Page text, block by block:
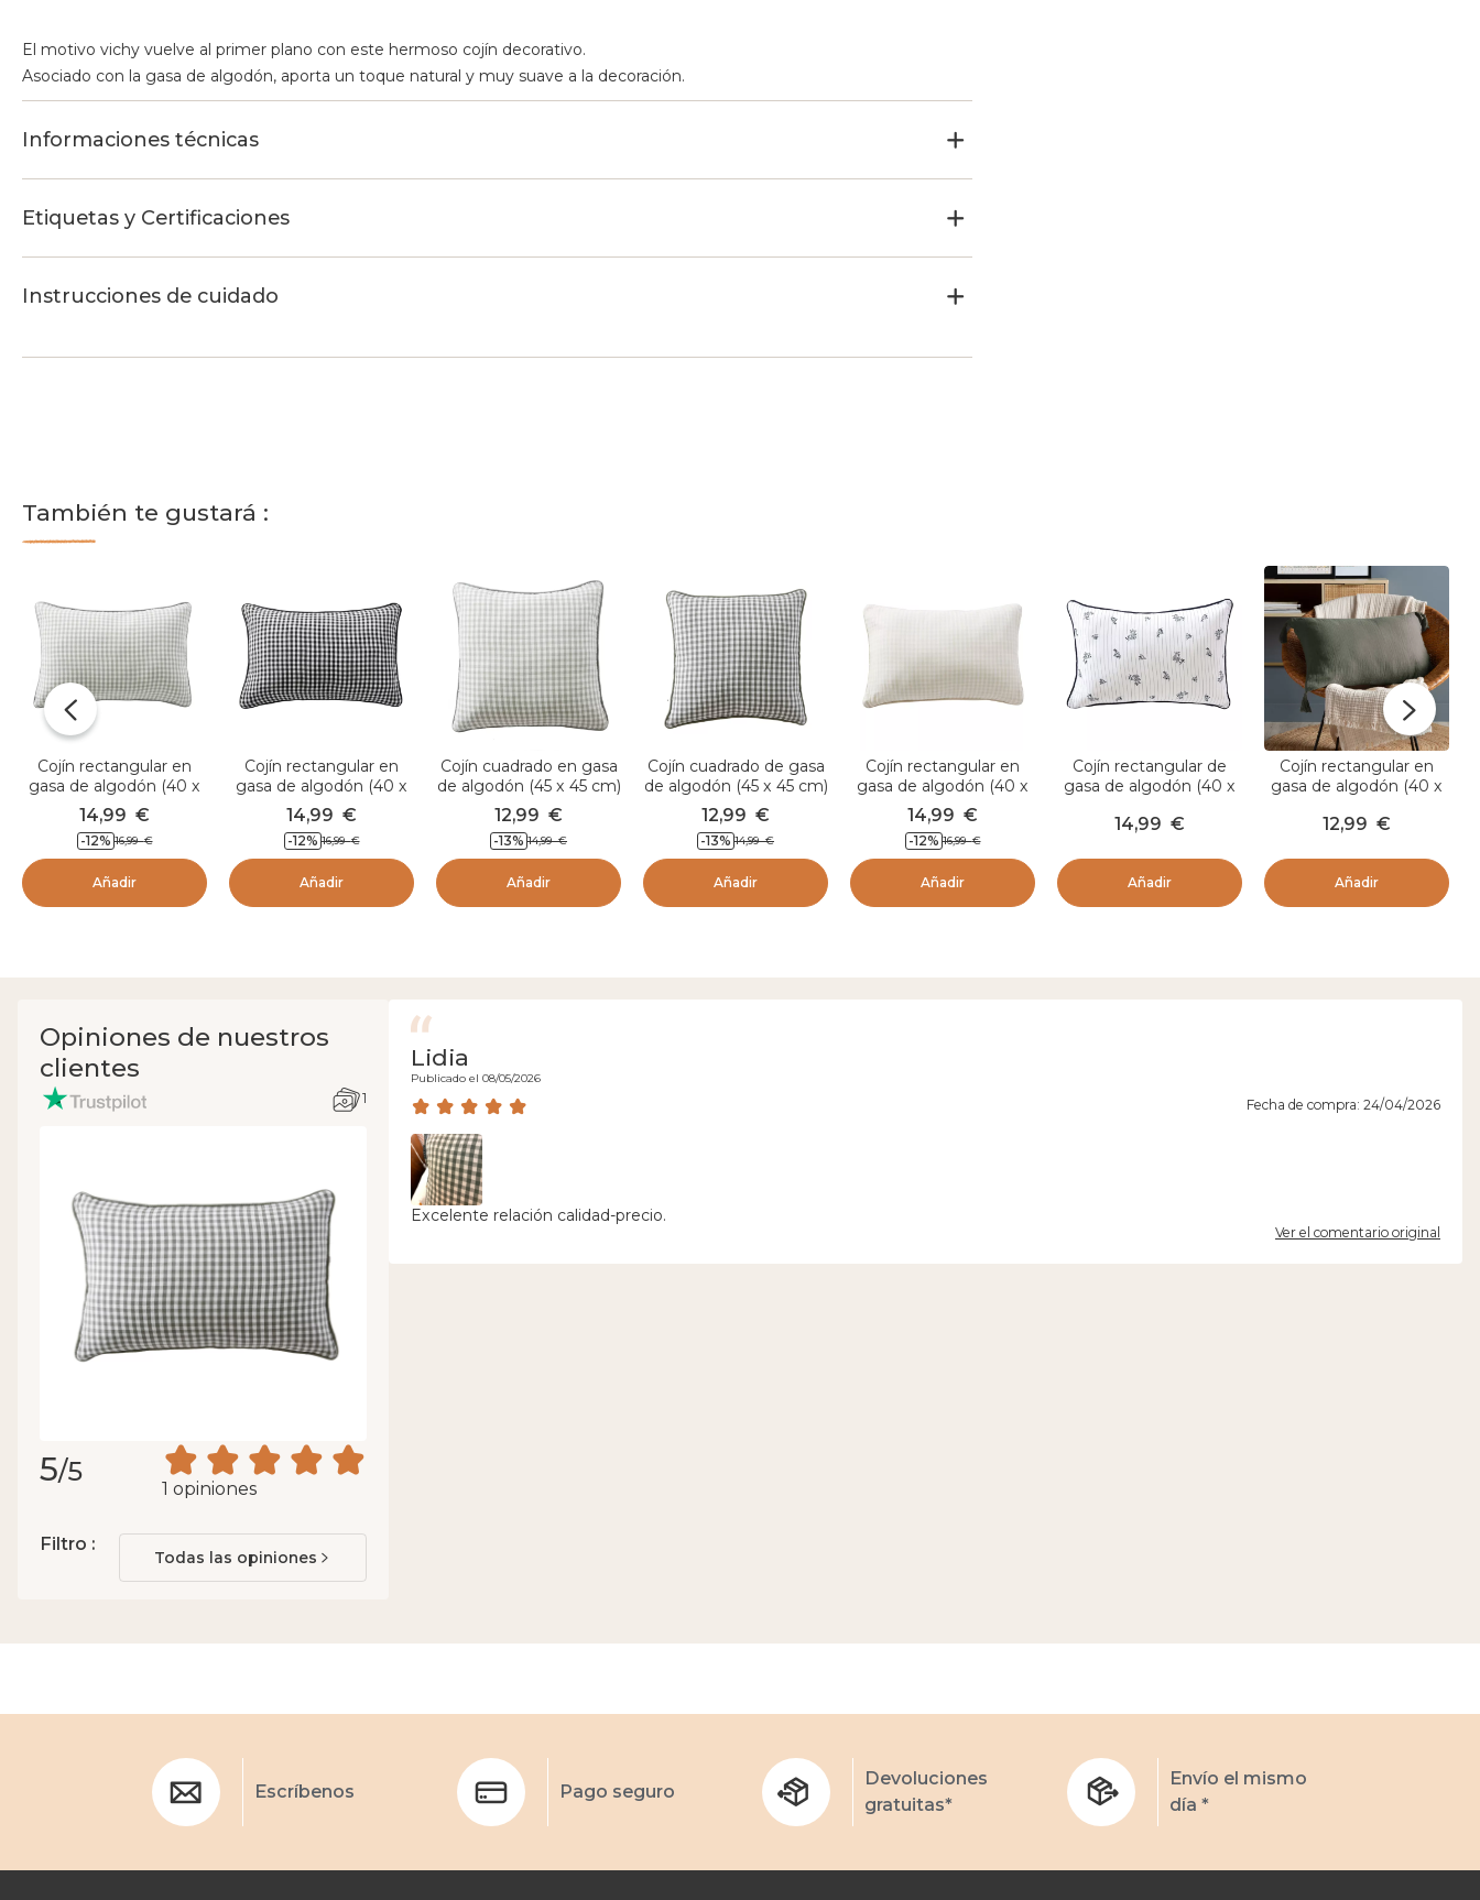
El motivo vichy vuelve al primer plano con este hermoso cojín decorativo.
Asociado con la gasa de algodón, aporta un toque natural y muy suave a la decoración.
Informaciones técnicas
Etiquetas y Certificaciones
Instrucciones de cuidado
También te gustará :
Cojín rectangular en
gasa de algodón (40 x
60 cm) Gaïa vichy Verde
eucalipto
14,99 €
-12% 16,99 €
Añadir
Cojín rectangular en
gasa de algodón (40 x
60 cm) Gaïa vichy
Negro
14,99 €
-12% 16,99 €
Añadir
Cojín cuadrado en gasa
de algodón (45 x 45 cm)
Gaïa vichy Verde
eucalipto
12,99 €
-13% 14,99 €
Añadir
Cojín cuadrado de gasa
de algodón (45 x 45 cm)
Gaïa vichy Verde
romarin
12,99 €
-13% 14,99 €
Añadir
Cojín rectangular en
gasa de algodón (40 x
60 cm) Gaïa vichy
Beige
14,99 €
-12% 16,99 €
Añadir
Cojín rectangular de
gasa de algodón (40 x
14,99 €
Añadir
Cojín rectangular en
gasa de algodón (40 x
romero
12,99 €
Añadir
Opiniones de nuestros
clientes
1
5/5
1 opiniones
Filtro :
Todas las opiniones
Lidia
Publicado el 08/05/2026
Fecha de compra: 24/04/2026
Excelente relación calidad-precio.
Ver el comentario original
Escríbenos Pago seguro
Devoluciones
gratuitas*
Envío el mismo
día *